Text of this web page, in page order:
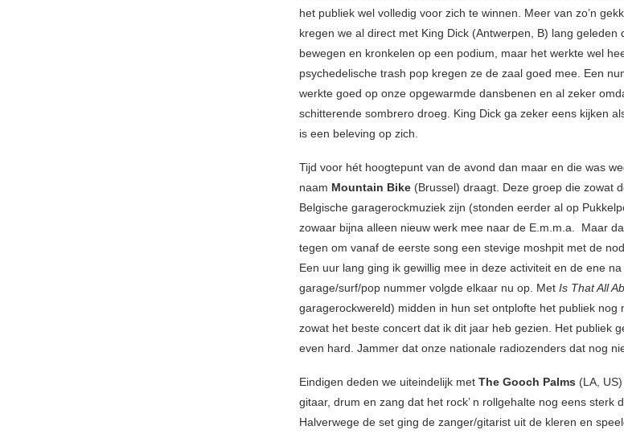
het publiek wel volledig voor zich te winnen. Meer van zo’n
kregen we al direct met King Dick (Antwerpen, B) lang geleden
bewegen en kronkelen op een podium, maar het werkte wel
psychedelische trash pop kregen ze de zaal goed mee. Een
werkte goed op onze opgewarmde dansbenen en al zeker
schitterende sombrero droeg. King Dick ga zeker eens kijken
is een beleving op zich.
Tijd voor hét hoogtepunt van de avond dan maar en die was
naam Mountain Bike (Brussel) draagt. Deze groep die zowat
Belgische garagerockmuziek zijn (stonden eerder al op
zowaar bijna alleen nieuw werk mee naar de E.m.m.a. Maar
tegen om vanaf de eerste song een stevige moshpit met de
Een uur lang ging ik gewillig mee in deze activiteit en de ene
garage/surf/pop nummer volgde elkaar nu op. Met Is That All
garagerockwereld) midden in hun set ontplofte het publiek
zowat het beste concert dat ik dit jaar heb gezien. Het publiek
even hard. Jammer dat onze nationale radiozenders dat nog
Eindigen deden we uiteindelijk met The Gooch Palms (LA,
gitaar, drum en zang dat het rock’ n rollgehalte nog eens sterk
Halverwege de set ging de zanger/gitarist uit de kleren en